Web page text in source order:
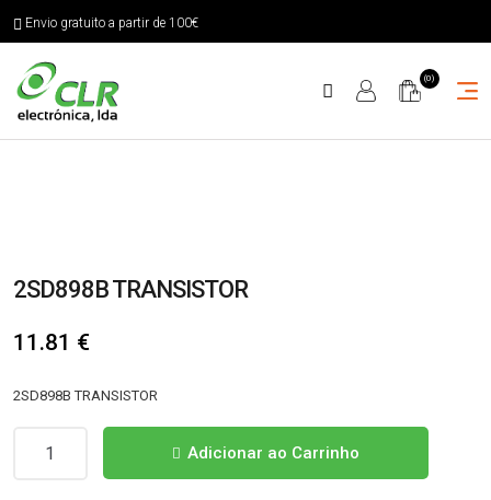
Envio gratuito a partir de 100€
(0)
2SD898B TRANSISTOR
11.81 €
2SD898B TRANSISTOR
Adicionar ao Carrinho